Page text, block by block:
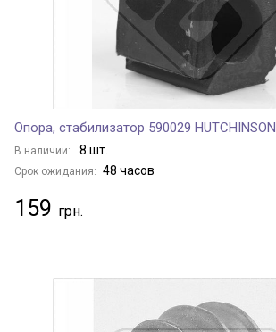
Опора, стабилизатор 590029 HUTCHINSON
В наличии: 8 шт.
Срок ожидания: 48 часов
159